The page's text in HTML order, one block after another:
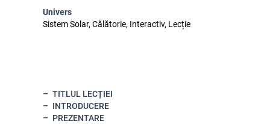
Univers
Sistem Solar, Călătorie, Interactiv, Lecție
TITLUL LECȚIEI
INTRODUCERE
PREZENTARE